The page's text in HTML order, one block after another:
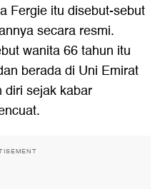
Fergie itu disebut-sebut
secara resmi.
wanita 66 tahun itu
berada di Uni Emirat
diri sejak kabar